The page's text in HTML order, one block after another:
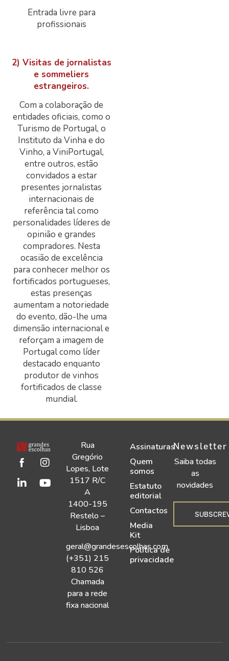
Entrada livre para
profissionais
2) Visitas de jornalistas
e sommeliers
estrangeiros.
Com a colaboração de
entidades oficiais, como o
Turismo de Portugal, o
Instituto da Vinha e do
Vinho, a ViniPortugal,
entre outros, estão
convidados a estar
presentes jornalistas
internacionais de
referência tal como
personalidades líderes de
opinião e grandes
compradores. Nesta
ocasião de excelência
para conhecer melhor os
fortificados portugueses,
estas presenças
aumentam a notoriedade
do evento, dão-lhe uma
dimensão internacional e
reforçam a imagem de
Portugal como líder
destacado enquanto
produtor de vinhos
fortificados de classe
mundial.
Rua
Gregório
Lopes, Lote
1517 R/C
A
1400-195
Restelo –
Lisboa
geral@grandesescolhas.com
(+351) 215
810 526
Chamada
para a rede
fixa nacional
Assinaturas
Quem
somos
Estatuto
editorial
Contactos
Media
Kit
Política de
privacidade
Newsletter
Saiba todas
as
novidades